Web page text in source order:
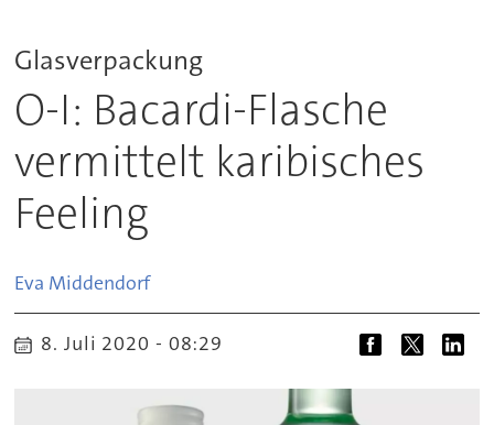
Glasverpackung
O-I: Bacardi-Flasche
vermittelt karibisches
Feeling
Eva Middendorf
8. Juli 2020 - 08:29